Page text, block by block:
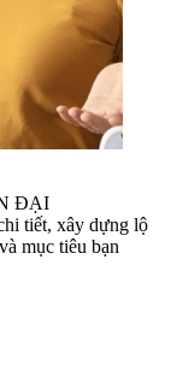
ĐẠI
tiết, xây dựng lộ
mục tiêu bạn